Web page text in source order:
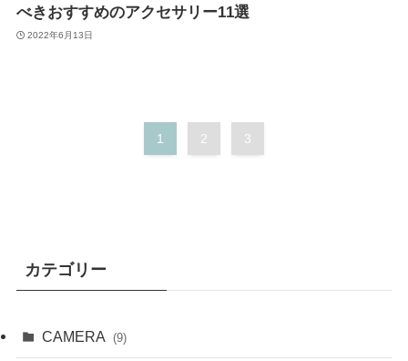
べきおすすめのアクセサリー11選
2022年6月13日
1 2 3
カテゴリー
CAMERA (9)